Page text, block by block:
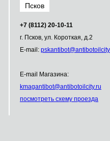
Псков
+7 (8112) 20-10-11
г. Псков, ул. Короткая, д.2
E-mail: pskantibot@antibot
E-mail Магазина:
kmagantibot@antibotoilcity.ru
посмотреть схему проезда